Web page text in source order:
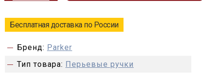
Бесплатная доставка по России
Бренд: Parker
Тип товара: Перьевые ручки